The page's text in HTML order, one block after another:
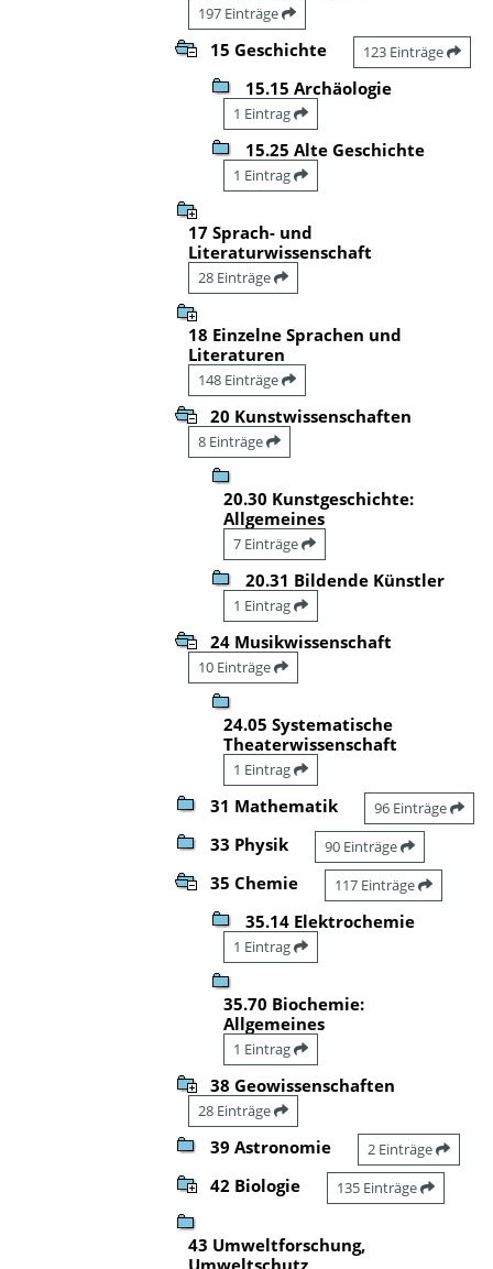
197 Einträge
15 Geschichte 123 Einträge
15.15 Archäologie
1 Eintrag
15.25 Alte Geschichte
1 Eintrag
17 Sprach- und
Literaturwissenschaft
28 Einträge
18 Einzelne Sprachen und
Literaturen
148 Einträge
20 Kunstwissenschaften
8 Einträge
20.30 Kunstgeschichte:
Allgemeines
7 Einträge
20.31 Bildende Künstler
1 Eintrag
24 Musikwissenschaft
10 Einträge
24.05 Systematische
Theaterwissenschaft
1 Eintrag
31 Mathematik 96 Einträge
33 Physik 90 Einträge
35 Chemie 117 Einträge
35.14 Elektrochemie
1 Eintrag
35.70 Biochemie:
Allgemeines
1 Eintrag
38 Geowissenschaften
28 Einträge
39 Astronomie 2 Einträge
42 Biologie 135 Einträge
43 Umweltforschung,
Umweltschutz